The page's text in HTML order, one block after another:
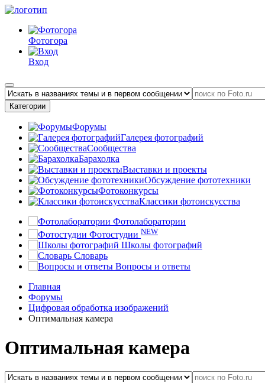
Фотогора
Вход
Категории
Форумы
Галерея фотографий
Сообщества
Барахолка
Выставки и проекты
Обсуждение фототехники
Фотоконкурсы
Классики фотоискусства
Фотолаборатории
Фотостудии NEW
Школы фотографий
Словарь
Вопросы и ответы
Главная
Форумы
Цифровая обработка изображений
Оптимальная камера
Оптимальная камера